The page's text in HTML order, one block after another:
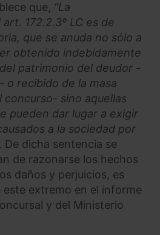
que, “La
172.2.3º LC es de
que se anuda no sólo a
obtenido indebidamente
patrimonio del deudor -
o recibido de la masa
sino aquellas
pueden dar lugar a exigir
a la sociedad por
De dicha sentencia se
de razonarse los hechos
daños y perjuicios, es
este extremo en el informe
y del Ministerio